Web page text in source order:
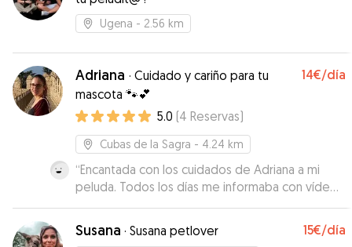
Ugena - 2.56 km
Adriana · Cuidado y cariño para tu
mascota 🐾💕
14€/día
5.0 (4 Reservas)
Cubas de la Sagra - 4.24 km
“Encantada con los cuidados de Adriana a mi
peluda. Todos los días me informaba con vídeos
y fotos del cuidado de Irati, así he podido estar
tranquila...hemos ido a por ella y estaba
cepillada y cuidada. Con seguridad repetiremos.
Susana · Susana petlover 15€/día